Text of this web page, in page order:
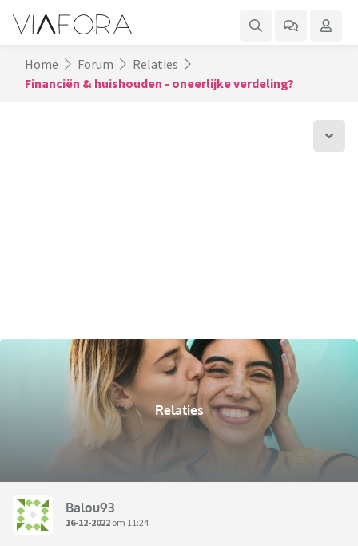
Home Forum
Relaties
Financiën & huishouden - oneerlijke verdeling?
Relaties
Balou93
16-12-2022 om 11:24